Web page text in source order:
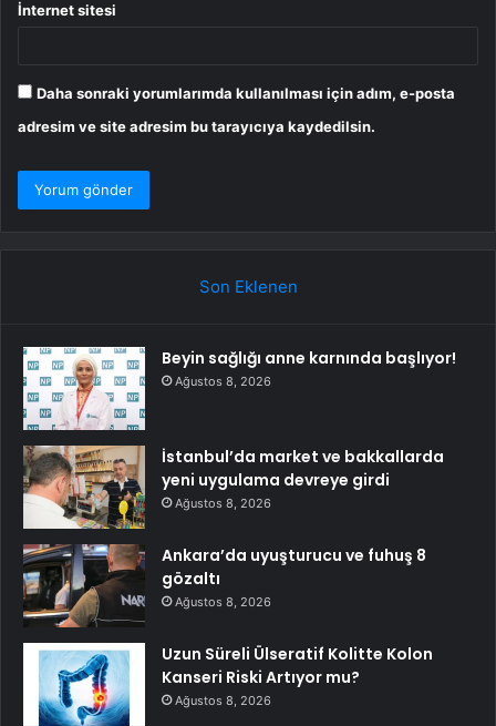
İnternet sitesi
Daha sonraki yorumlarımda kullanılması için adım, e-posta
adresim ve site adresim bu tarayıcıya kaydedilsin.
Son Eklenen
Beyin sağlığı anne karnında başlıyor!
Ağustos 8, 2026
İstanbul’da market ve bakkallarda
yeni uygulama devreye girdi
Ağustos 8, 2026
Ankara’da uyuşturucu ve fuhuş 8
gözaltı
Ağustos 8, 2026
Uzun Süreli Ülseratif Kolitte Kolon
Kanseri Riski Artıyor mu?
Ağustos 8, 2026